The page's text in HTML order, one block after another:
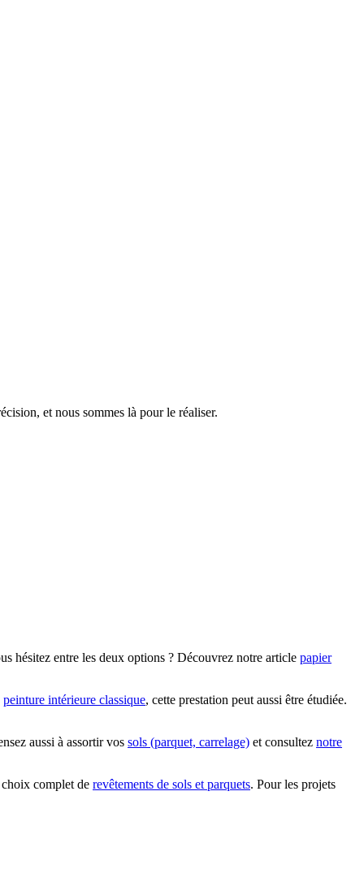
et nous sommes là pour le réaliser.
hésitez entre les deux options ? Découvrez notre article papier
peinture intérieure classique, cette prestation peut aussi être étudiée.
aussi à assortir vos sols (parquet, carrelage) et consultez notre
complet de revêtements de sols et parquets. Pour les projets